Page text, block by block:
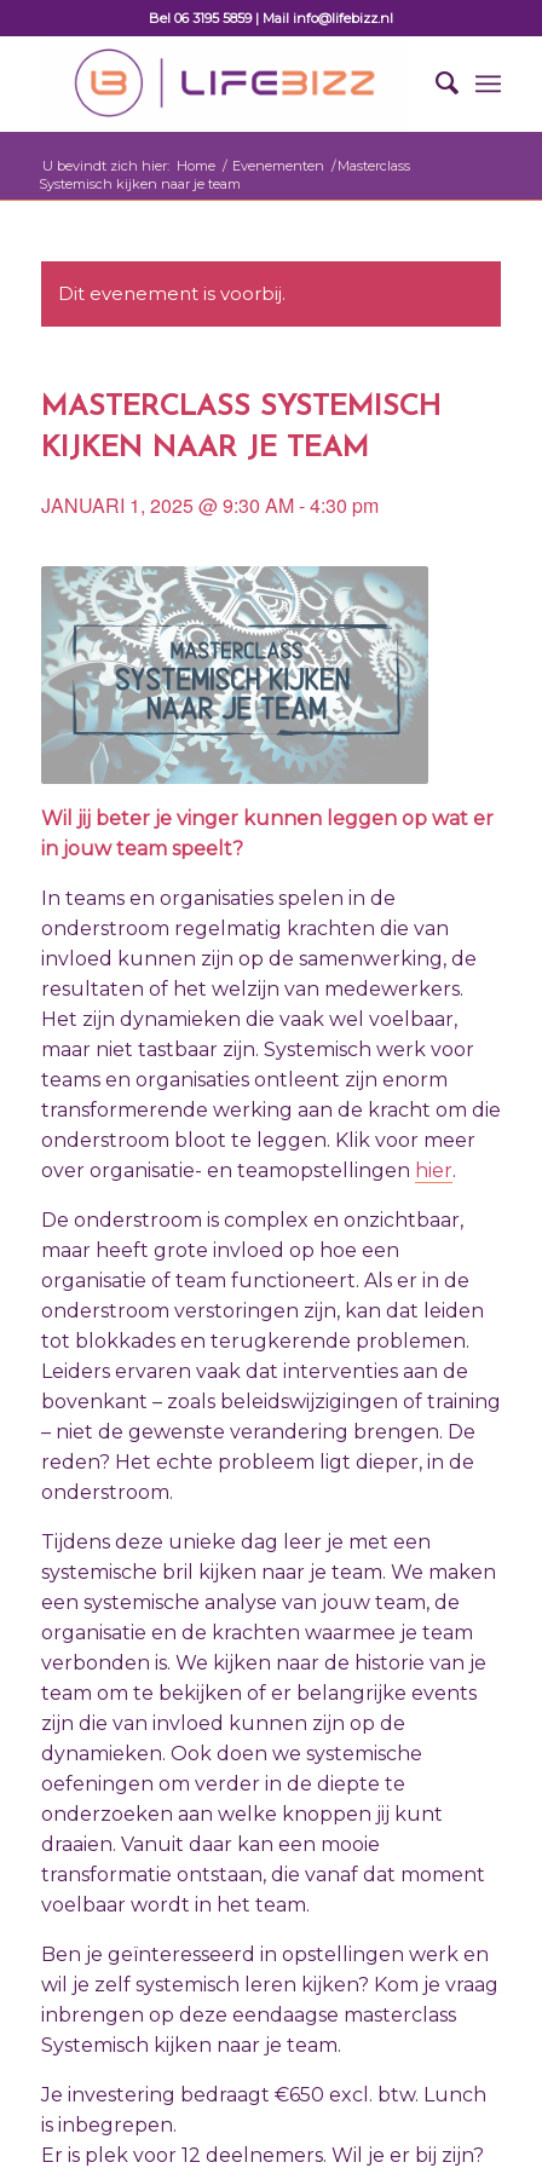
Bel 06 3195 5859 | Mail info@lifebizz.nl
U bevindt zich hier: Home / Evenementen /Masterclass
Systemisch kijken naar je team
Dit evenement is voorbij.
MASTERCLASS SYSTEMISCH
KIJKEN NAAR JE TEAM
JANUARI 1, 2025 @ 9:30 AM-4:30 pm
Wil jij beter je vinger kunnen leggen op wat er
in jouw team speelt?
In teams en organisaties spelen in de
onderstroom regelmatig krachten die van
invloed kunnen zijn op de samenwerking, de
resultaten of het welzijn van medewerkers.
Het zijn dynamieken die vaak wel voelbaar,
maar niet tastbaar zijn. Systemisch werk voor
teams en organisaties ontleent zijn enorm
transformerende werking aan de kracht om die
onderstroom bloot te leggen. Klik voor meer
over organisatie- en teamopstellingen hier.
De onderstroom is complex en onzichtbaar,
maar heeft grote invloed op hoe een
organisatie of team functioneert. Als er in de
onderstroom verstoringen zijn, kan dat leiden
tot blokkades en terugkerende problemen.
Leiders ervaren vaak dat interventies aan de
bovenkant – zoals beleidswijzigingen of training
– niet de gewenste verandering brengen. De
reden? Het echte probleem ligt dieper, in de
onderstroom.
Tijdens deze unieke dag leer je met een
systemische bril kijken naar je team. We maken
een systemische analyse van jouw team, de
organisatie en de krachten waarmee je team
verbonden is. We kijken naar de historie van je
team om te bekijken of er belangrijke events
zijn die van invloed kunnen zijn op de
dynamieken. Ook doen we systemische
oefeningen om verder in de diepte te
onderzoeken aan welke knoppen jij kunt
draaien. Vanuit daar kan een mooie
transformatie ontstaan, die vanaf dat moment
voelbaar wordt in het team.
Ben je geïnteresseerd in opstellingen werk en
wil je zelf systemisch leren kijken? Kom je vraag
inbrengen op deze eendaagse masterclass
Systemisch kijken naar je team.
Je investering bedraagt €650 excl. btw. Lunch
is inbegrepen.
Er is plek voor 12 deelnemers. Wil je er bij zijn?